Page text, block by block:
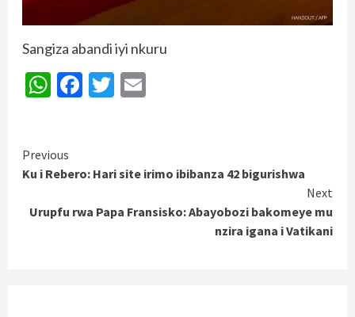
Sangiza abandi iyi nkuru
WhatsApp
Facebook
Twitter
Continue
Reading
Previous
Ku i Rebero: Hari site irimo ibibanza 42 bigurishwa
Next
Urupfu rwa Papa Fransisko: Abayobozi bakomeye mu
nzira igana i Vatikani